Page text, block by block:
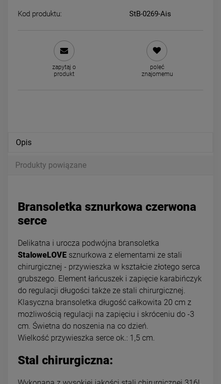
STAL CHIRURGICZNA
czarny środek cyfry 0,6
cm
39,00 zł
Naszyjnik STAL
krawatka kuleczki wiszący
49,00 zł
Kod produktu: StB-0269-Ais
zapytaj o
produkt
poleć
znajomemu
Opis
Produkty powiązane
Bransoletka sznurkowa czerwona
serce
Delikatna i urocza podwójna bransoletka
StaloweLOVE sznurkowa z elementami ze stali
chirurgicznej - przywieszka w kształcie złotego serca
grubszego. Element łańcuszek i zapięcie karabińczyk
do regulacji długości także ze stali chirurgicznej.
Klasyczna bransoletka długość całkowita 20 cm z
możliwością regulacji na zapięciu i skróceniu do -3
cm. Świetna do noszenia na co dzień.
Wielkość przywieszka serce ok.: 1,5 cm.
Stal chirurgiczna: